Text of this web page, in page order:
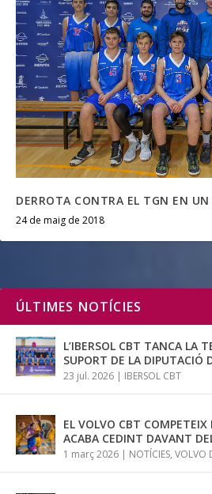
DERROTA CONTRA EL TGN EN
24 de maig de 2018
ÚLTIMES NOTÍCIES
L’IBERSOL CBT TANCA LA
SUPORT DE LA DIPUTACIÓ
23 jul. 2026 | IBERSOL CBT
EL VOLVO CBT COMPETEIX
ACABA CEDINT DAVANT
1 març 2026 | NOTÍCIES, VOLVO